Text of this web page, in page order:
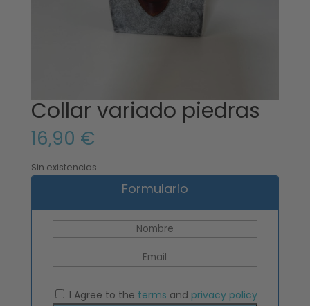
Collar variado piedras
16,90 €
Sin existencias
Formulario
I Agree to the terms and privacy policy